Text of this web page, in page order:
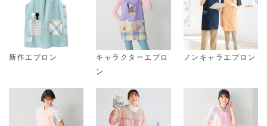
新作エプロン
キャラクターエプロ
ン
ノンキャラエプロン